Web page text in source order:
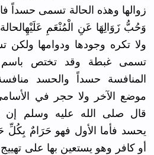
زوالها وهذه الحالة تسمى حسداً
وَحُبُّ زَوَالِهَا عَنِ الْمُنْعَمِ عَلَيْهِالحالة
ولا تكره وجودها ودوامها ولكن
تسمى غبطة وقد تختص باسم
المنافسة حسداً والحسد
موضع الآخر ولا حجر في
قال صلى الله عليه وسلم إن
يحسد فأما الأول فهو حَرَامٌ بِكُلِّ
أو كافر وهو يستعين بها على